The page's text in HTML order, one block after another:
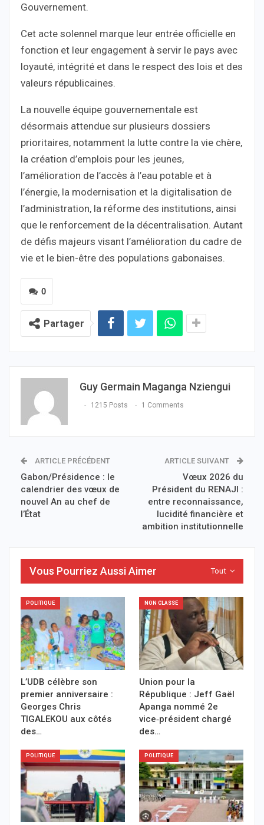
Gouvernement.
Cet acte solennel marque leur entrée officielle en
fonction et leur engagement à servir le pays avec
loyauté, intégrité et dans le respect des lois et des
valeurs républicaines.
La nouvelle équipe gouvernementale est
désormais attendue sur plusieurs dossiers
prioritaires, notamment la lutte contre la vie chère,
la création d’emplois pour les jeunes,
l’amélioration de l’accès à l’eau potable et à
l’énergie, la modernisation et la digitalisation de
l’administration, la réforme des institutions, ainsi
que le renforcement de la décentralisation. Autant
de défis majeurs visant l’amélioration du cadre de
vie et le bien-être des populations gabonaises.
0
Partager
Guy Germain Maganga Nziengui
1215 Posts 1 Comments
ARTICLE PRÉCÉDENT
Gabon/Présidence : le
calendrier des vœux de
nouvel An au chef de
l’État
ARTICLE SUIVANT
Vœux 2026 du
Président du RENAJI :
entre reconnaissance,
lucidité financière et
ambition institutionnelle
Tout
Vous Pourriez Aussi Aimer
POLITIQUE
L’UDB célèbre son
premier anniversaire :
Georges Chris
TIGALEKOU aux côtés
des…
NON CLASSÉ
Union pour la
République : Jeff Gaël
Apanga nommé 2e
vice‑président chargé
des…
POLITIQUE POLITIQUE